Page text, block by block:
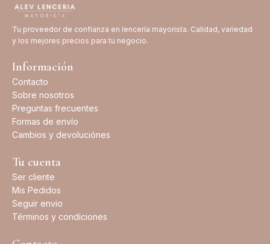
Tu proveedor de confianza en lencería mayorista. Calidad, variedad
y los mejores precios para tu negocio.
Información
Contacto
Sobre nosotros
Preguntas frecuentes
Formas de envío
Cambios y devoluciónes
Tu cuenta
Ser cliente
Mis Pedidos
Seguir envio
Términos y condiciones